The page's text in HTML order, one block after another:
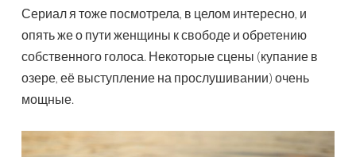
Сериал я тоже посмотрела, в целом интересно, и
опять же о пути женщины к свободе и обретению
собственного голоса. Некоторые сцены (купание в
озере, её выступление на прослушивании) очень
мощные.